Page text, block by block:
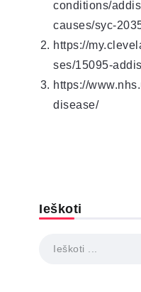
conditions/
causes/syc-
https://
ses/15095-
https://
disease/
Ieškoti